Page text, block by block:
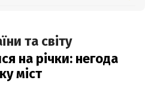
та світу
на річки: негода
міст